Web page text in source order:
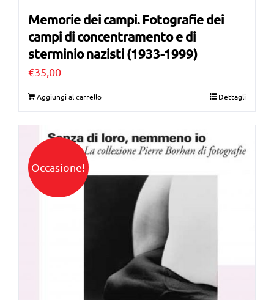
Memorie dei campi. Fotografie dei
campi di concentramento e di
sterminio nazisti (1933-1999)
€35,00
Aggiungi al carrello Dettagli
Occasione!